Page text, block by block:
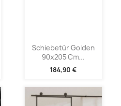
Schiebetür Golden
90x205 Cm...
184,90 €